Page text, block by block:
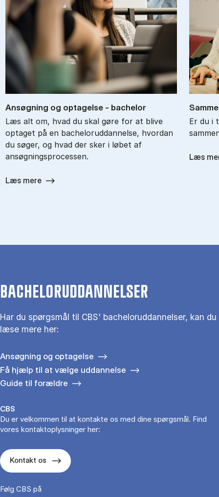
An­søg­ning og op­ta­gel­se - ba­chel­or
Læs alt om, hvad du skal gøre for at blive
optaget på en bacheloruddannelse, hvordan
du søger, og hvad der sker i løbet af
ansøgningsprocessen.
Læs mere
Er du i
Læs
BACHELORUDDANNELSER
Har du spørgsmål til CBS' bacheloruddannelser, kan du
læse mere her:
Ansøgning og optagelse
Få hjælp til at vælge uddannelse
Guide til forældre
CBS
Du er velkommen til at kontakte os med dine spørgsmål. Find
vores kontaktoplysninger her:
Kontakt os
Følg CBS på